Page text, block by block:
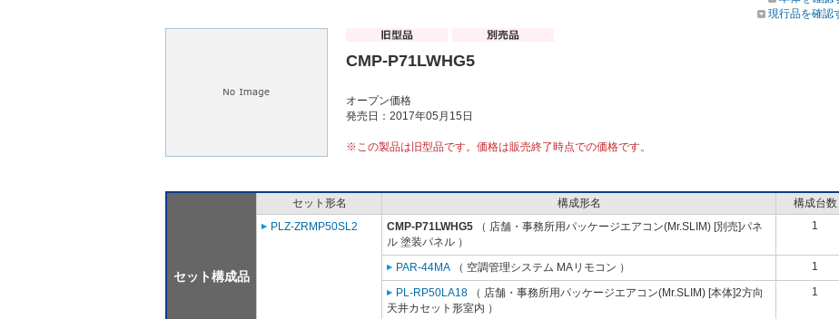
現行品を確認
CMP-P71LWHG5
オープン価格
発売日：2017年05月15日
※この製品は旧型品です。価格は販売終了時点での価格です。
セット構成品
セット形名 構成形名
構成台数
PLZ-ZRMP50SL2
CMP-P71LWHG5 （ 店舗・事務所用パッケージエアコン(Mr.SLIM) [別売]パネ
ル 塗装パネル ）
1
PAR-44MA （ 空調管理システム MAリモコン ） 1
PL-RP50LA18 （ 店舗・事務所用パッケージエアコン(Mr.SLIM) [本体]2方向
天井カセット形室内 ）
1